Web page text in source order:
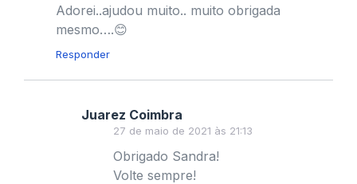
Adorei..ajudou muito.. muito obrigada
mesmo….😊
Responder
Juarez Coimbra
27 de maio de 2021 às 21:13
Obrigado Sandra!
Volte sempre!